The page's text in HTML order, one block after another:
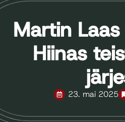
Martin
Hiinas
23. mai 2025